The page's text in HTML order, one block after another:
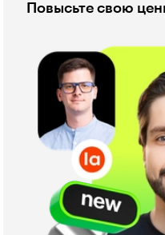
Повысьте свою